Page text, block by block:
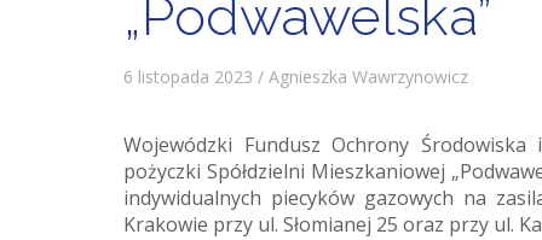
„Podwawelska”
6 listopada 2023 / Agnieszka Wawrzynowicz
Wojewódzki Fundusz Ochrony
pożyczki Spółdzielni Mieszkaniowej
indywidualnych piecyków gazowych na
Krakowie przy ul. Słomianej 25 oraz przy ul.